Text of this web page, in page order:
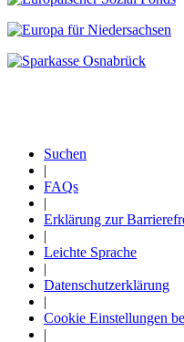
Fußzeile
Suchen
|
FAQs
|
Erklärung zur
|
Leichte Sprache
|
Datenschutzerklärung
|
Cookie Einstellungen
|